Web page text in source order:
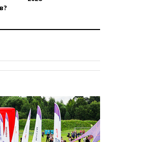
ЕАЭС
«Ижавиа»
Гилман
при смерти
склад Wildberries
В Таиланде ученик
стрельбу в школе:
жертвы